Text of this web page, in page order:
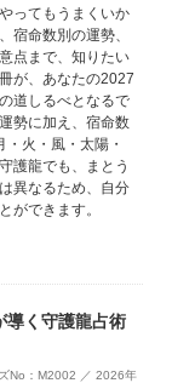
ってもうまくいか
宿命数別の運勢、
点まで、知りたい
が、あなたの2027
道しるべとなるで
勢に加え、宿命数
火・風・太陽・
護龍でも、まとう
異なるため、自分
ができます。
く守護龍占術
No：M2002 ／ 2026年